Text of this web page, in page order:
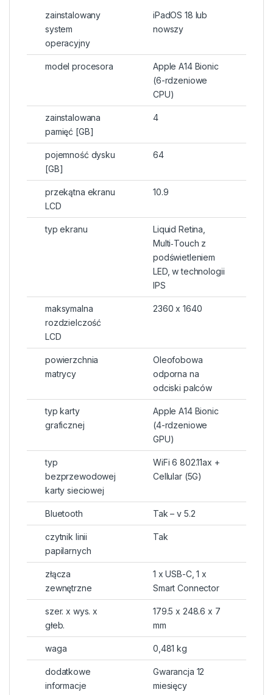
zainstalowany
system
operacyjny
iPadOS 18 lub
nowszy
model procesora
Apple A14 Bionic
(6-rdzeniowe
CPU)
zainstalowana
pamięć [GB]
4
pojemność dysku
[GB]
64
przekątna ekranu
LCD
10.9
typ ekranu
Liquid Retina,
Multi‑Touch z
podświetleniem
LED, w technologii
IPS
maksymalna
rozdzielczość
LCD
2360 x 1640
powierzchnia
matrycy
Oleofobowa
odporna na
odciski palców
typ karty
graficznej
Apple A14 Bionic
(4-rdzeniowe
GPU)
typ
bezprzewodowej
karty sieciowej
WiFi 6 802.11ax +
Cellular (5G)
Bluetooth Tak – v 5.2
czytnik linii
papilarnych
Tak
złącza
zewnętrzne
1 x USB-C, 1 x
Smart Connector
szer. x wys. x
głeb.
179.5 x 248.6 x 7
mm
waga 0,481 kg
dodatkowe
informacje
Gwarancja 12
miesięcy